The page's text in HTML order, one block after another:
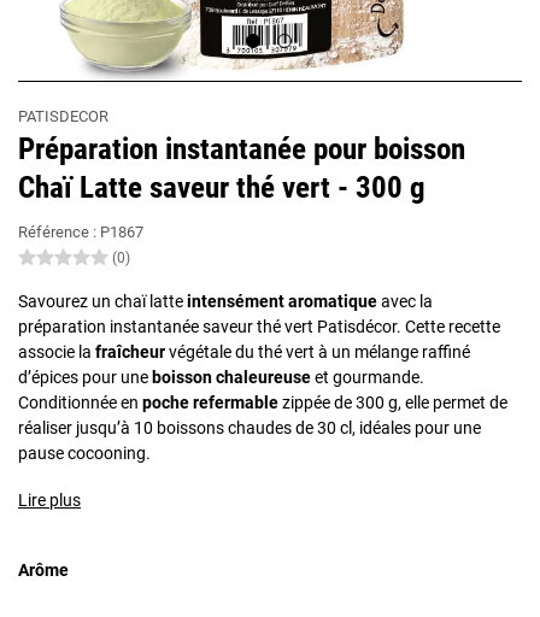
PATISDECOR
Préparation instantanée pour boisson
Chaï Latte saveur thé vert - 300 g
Référence : P1867
(0)
Savourez un chaï latteintensément aromatiqueavec la
préparation instantanée saveur thé vert Patisdécor. Cette recette
associe la fraîcheurvégétale du thé vert à un mélange raffiné
d’épices pour une boisson chaleureuseet gourmande.
Conditionnée en poche refermablezippée de 300 g, elle permet de
réaliser jusqu’à 10 boissons chaudes de 30 cl, idéales pour une
pause cocooning.
Lire plus
Arôme